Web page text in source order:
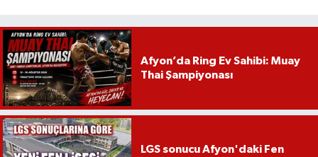
Afyon’da Ring Ev Sahibi: Muay
Thai Şampiyonası
LGS sonucu Afyon'daki Fen